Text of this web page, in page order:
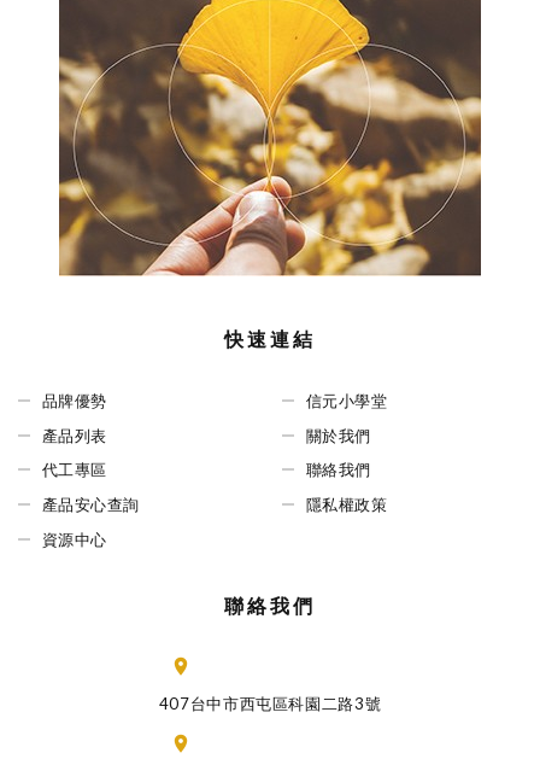
快速連結
品牌優勢
產品列表
代工專區
產品安心查詢
資源中心
信元小學堂
關於我們
聯絡我們
隱私權政策
聯絡我們
407台中市西屯區科園二路3號